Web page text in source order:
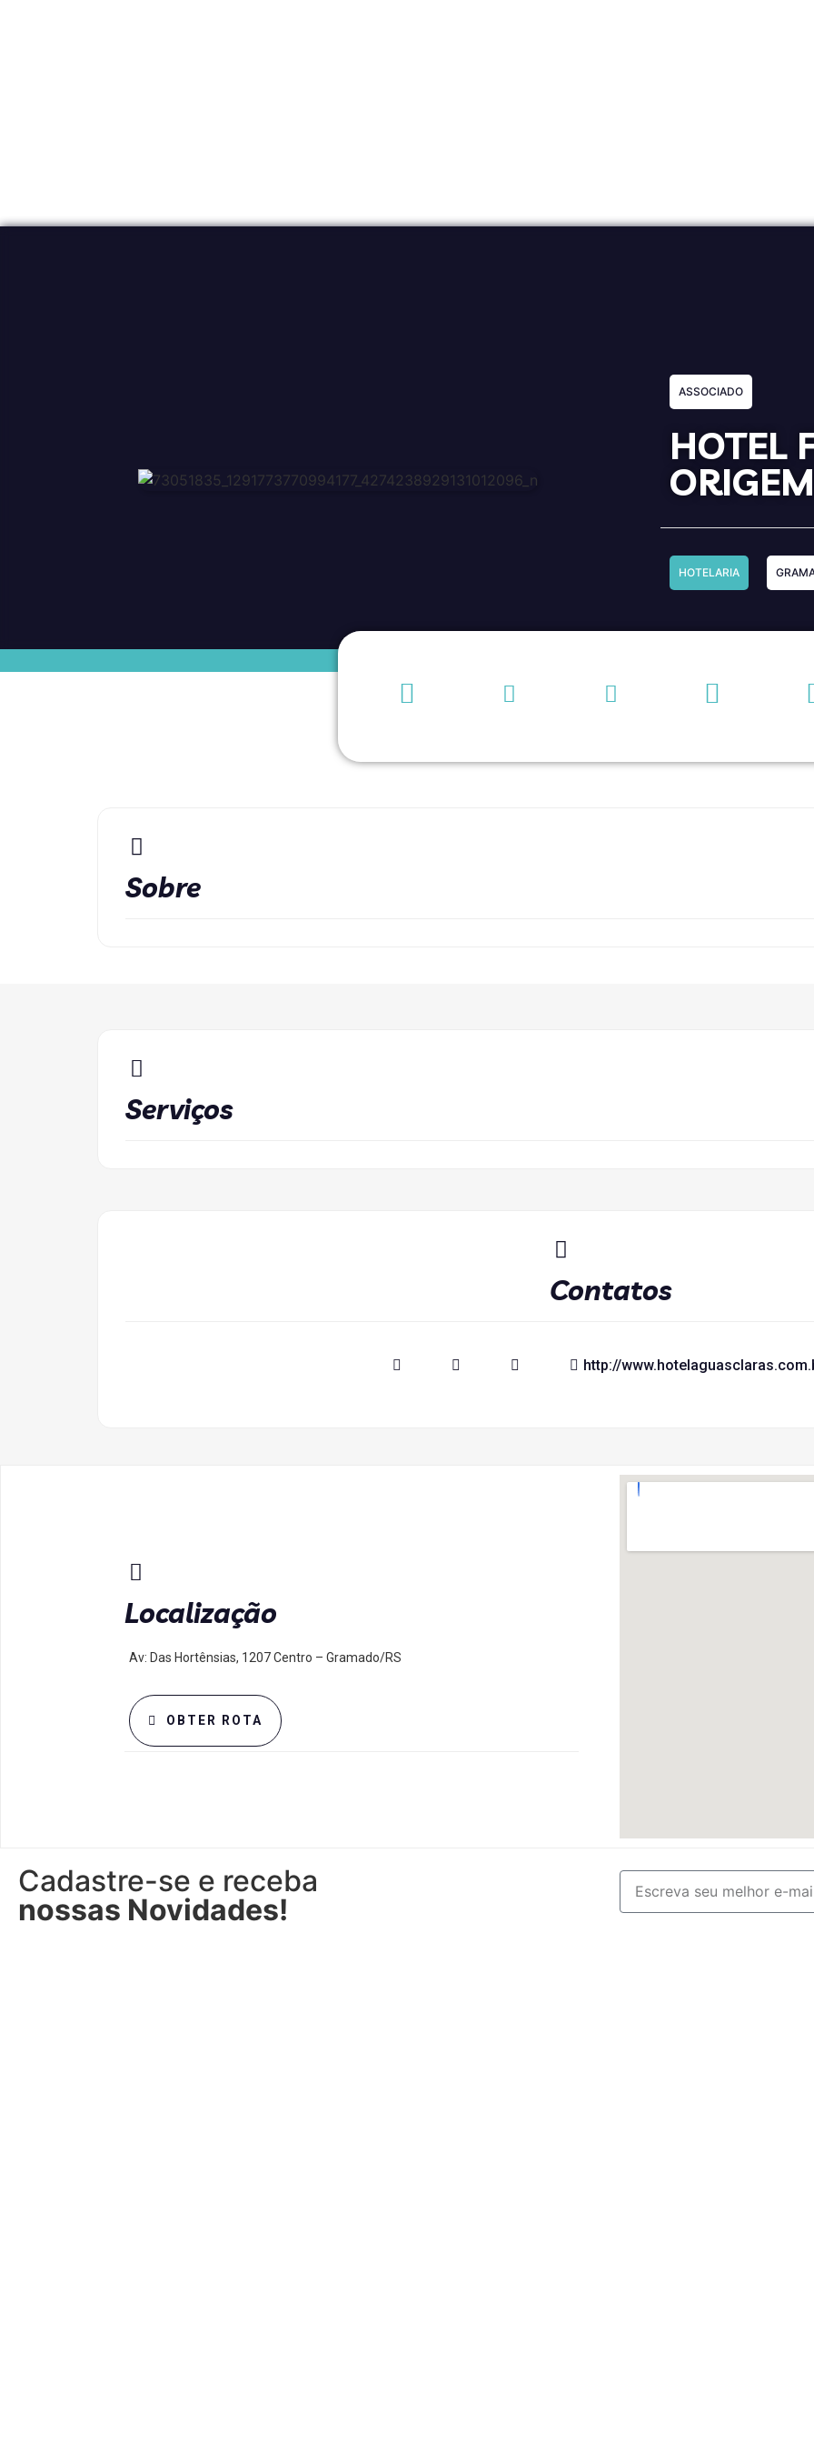
ASSOCIADO
HOTEL
ORIGEM
HOTELARIA
Sobre
Serviços
Contatos
http://
Localização
Av: Das Hortênsias, 1207 Centro – Gramado/RS
OBTER ROTA
Cadastre-se e receba
nossas Novidades!